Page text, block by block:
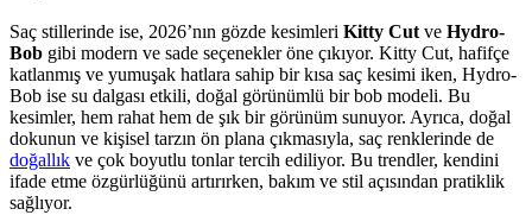
Saç stillerinde ise, 2026’nın gözde kesimleri Kitty Cut ve Hydro-
Bob gibi modern ve sade seçenekler öne çıkıyor. Kitty Cut, hafifçe
katlanmış ve yumuşak hatlara sahip bir kısa saç kesimi iken, Hydro-
Bob ise su dalgası etkili, doğal görünümlü bir bob modeli. Bu
kesimler, hem rahat hem de şık bir görünüm sunuyor. Ayrıca, doğal
dokunun ve kişisel tarzın ön plana çıkmasıyla, saç renklerinde de
doğallık ve çok boyutlu tonlar tercih ediliyor. Bu trendler, kendini
ifade etme özgürlüğünü artırırken, bakım ve stil açısından pratiklik
sağlıyor.